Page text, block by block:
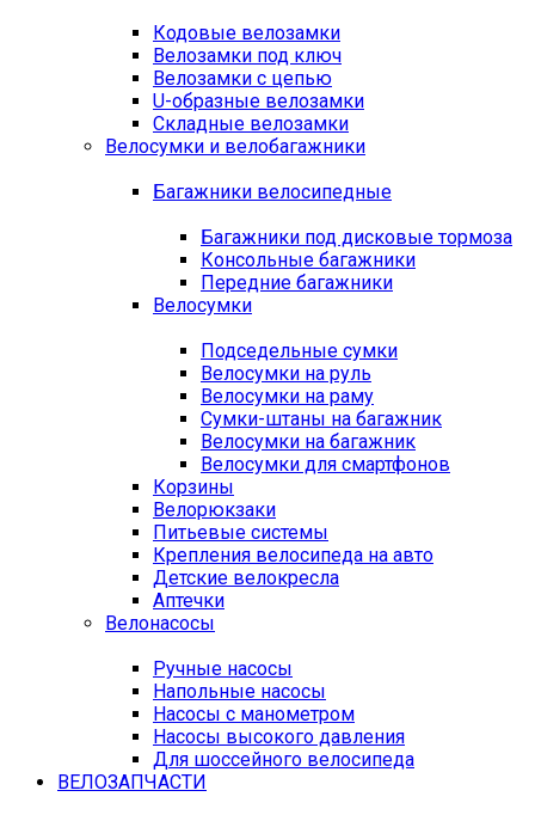
Кодовые велозамки
Велозамки под ключ
Велозамки с цепью
U-образные велозамки
Складные велозамки
Велосумки и велобагажники
Багажники велосипедные
Багажники под дисковые тормоза
Консольные багажники
Передние багажники
Велосумки
Подседельные сумки
Велосумки на руль
Велосумки на раму
Сумки-штаны на багажник
Велосумки на багажник
Велосумки для смартфонов
Корзины
Велорюкзаки
Питьевые системы
Крепления велосипеда на авто
Детские велокресла
Аптечки
Велонасосы
Ручные насосы
Напольные насосы
Насосы с манометром
Насосы высокого давления
Для шоссейного велосипеда
ВЕЛОЗАПЧАСТИ